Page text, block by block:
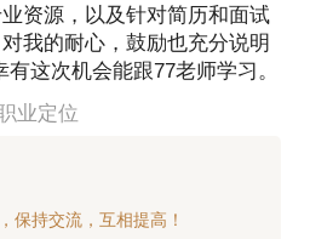
资源，以及针对简历和面试
我的耐心，鼓励也充分说明
这次机会能跟77老师学习。
业定位